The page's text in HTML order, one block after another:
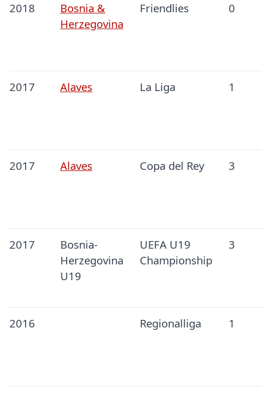
2018
Bosnia &
Herzegovina
Friendlies 0
2017 Alaves La Liga 1
2017 Alaves Copa del Rey 3
2017
Bosnia-
Herzegovina
U19
UEFA U19
Championship
3
2016 Regionalliga 1